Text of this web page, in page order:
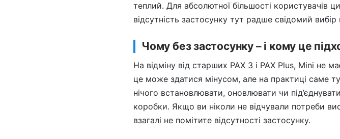
теплий. Для абсолютної більшості користувачів
відсутність застосунку тут радше свідомий
Чому без застосунку – і кому це
На відміну від старших PAX 3 і PAX Plus, Mini не
це може здатися мінусом, але на практиці саме
нічого встановлювати, оновлювати чи
коробки. Якщо ви ніколи не відчували потреби
взагалі не помітите відсутності застосунку.